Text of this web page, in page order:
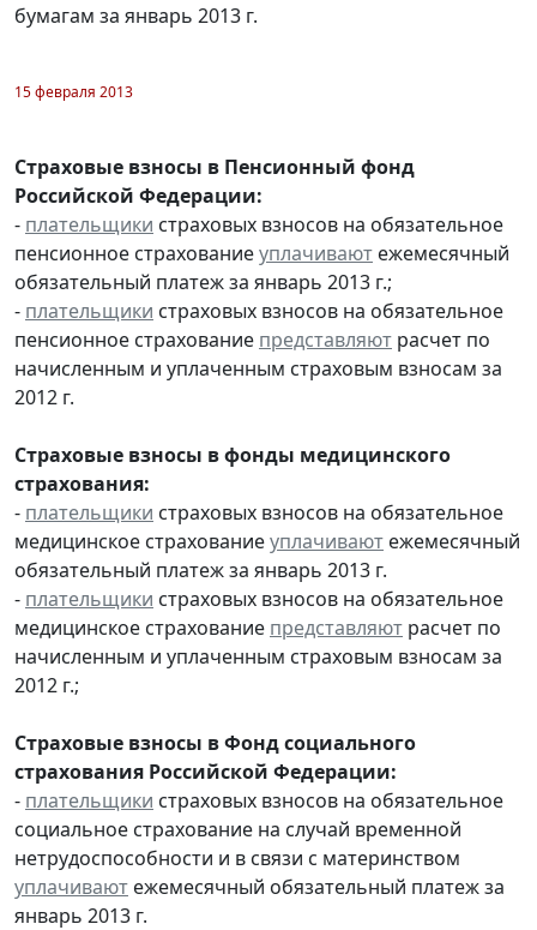
бумагам за январь 2013 г.
15 февраля 2013
Страховые взносы в Пенсионный фонд
Российской Федерации:
- плательщики страховых взносов на обязательное
пенсионное страхованиеуплачивают ежемесячный
обязательный платеж за январь 2013 г.;
- плательщики страховых взносов на обязательное
пенсионное страхование представляют расчет по
начисленным и уплаченным страховым взносам за
2012 г.
Страховые взносы в фонды медицинского
страхования:
- плательщики страховых взносов на обязательное
медицинское страхованиеуплачивают ежемесячный
обязательный платеж за январь 2013 г.
- плательщики страховых взносов на обязательное
медицинское страхование представляют расчет по
начисленным и уплаченным страховым взносам за
2012 г.;
Страховые взносы в Фонд социального
страхования Российской Федерации:
- плательщики страховых взносов на обязательное
социальное страхование на случай временной
нетрудоспособности и в связи с материнством
уплачивают ежемесячный обязательный платеж за
январь 2013 г.